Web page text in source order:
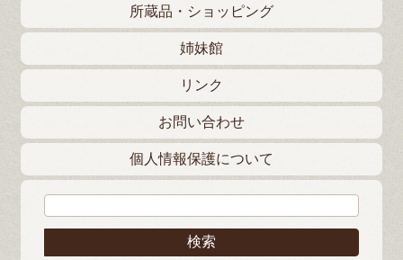
所蔵品・ショッピング
姉妹館
リンク
お問い合わせ
個人情報保護について